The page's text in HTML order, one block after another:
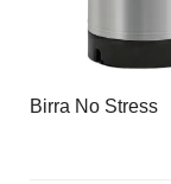
Birra No Stress